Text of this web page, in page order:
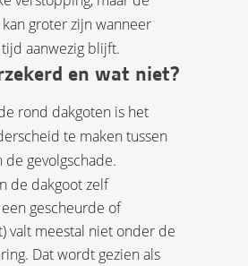
groter zijn wanneer
aanwezig blijft.
en wat niet?
rond dakgoten is het
te maken tussen
de gevolgschade.
de dakgoot zelf
gescheurde of
valt meestal niet onder de
Dat wordt gezien als